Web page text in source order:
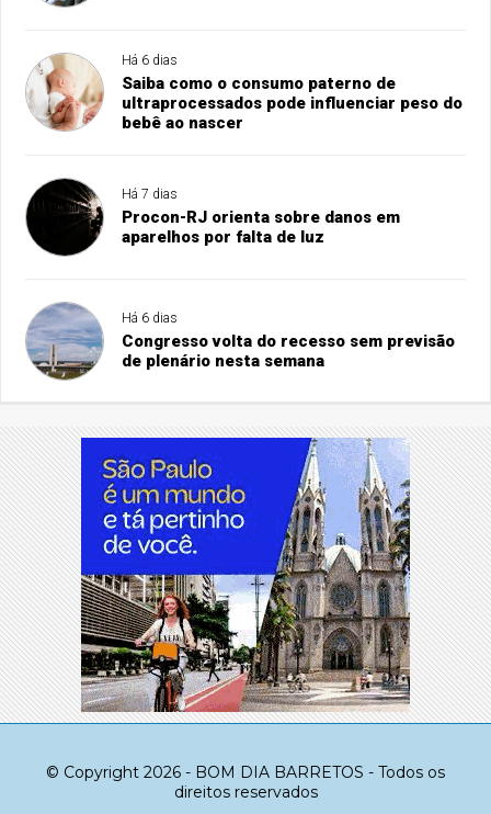
Há 6 dias
Saiba como o consumo paterno de
ultraprocessados pode influenciar peso do
bebê ao nascer
Há 7 dias
Procon-RJ orienta sobre danos em
aparelhos por falta de luz
Há 6 dias
Congresso volta do recesso sem previsão
de plenário nesta semana
© Copyright 2026 - BOM DIA BARRETOS - Todos os
direitos reservados